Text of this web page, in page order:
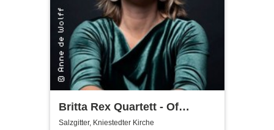
Britta Rex Quartett - Of
Witches, Queens & Heroines
Salzgitter, Kniestedter Kirche